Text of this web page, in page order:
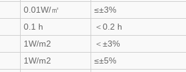
0.01W/㎡
≤±3%
0.1 h
＜0.2 h
1W/m2
＜±3%
1W/m2
≤±5%